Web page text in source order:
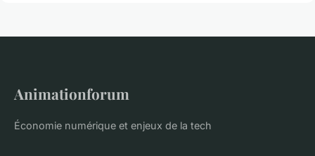
Animationforum
Économie numérique et enjeux de la tech